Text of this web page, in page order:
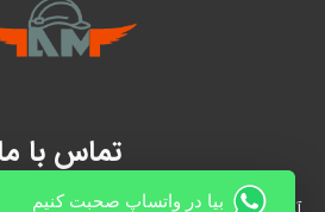
تماس با
بیا در واتساپ صحبت کنیم